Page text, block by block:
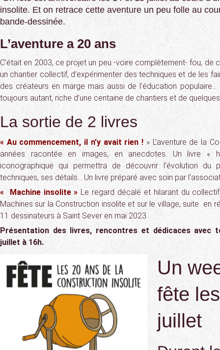
insolite. Et on retrace cette aventure un peu folle au
bande-dessinée.
L’aventure a 20 ans
C’était en 2003, ce projet un peu -voire complètement- fou, de
un chantier collectif, d’expérimenter des techniques et de les
des créateurs en marge mais aussi de l’éducation
toujours autant, riche d’une centaine de chantiers et de
La sortie de 2 livres
« Au commencement, il n’y avait rien ! » L’aventure de la
années racontée en images, en anecdotes. Un livre «
iconographique qui permettra de découvrir l’évolution du
techniques, ses détails… Un livre préparé avec soin par
« Machine insolite » Le regard décalé et hilarant du
Machines sur la Construction insolite et sur le village, suite en
11 dessinateurs à Saint Sever en mai 2023.
Présentation des livres, rencontres et dédicaces avec
juillet à 16h.
Un
fête
juillet